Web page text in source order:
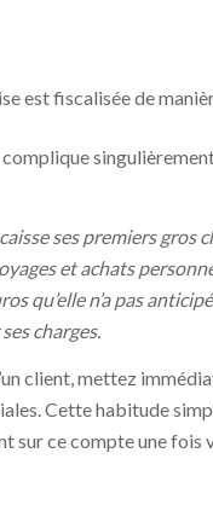
est fiscalisée de
ses premiers gros
et achats
qu’elle n’a pas
charges.
client, mettez
Cette habitude
sur ce compte une fois